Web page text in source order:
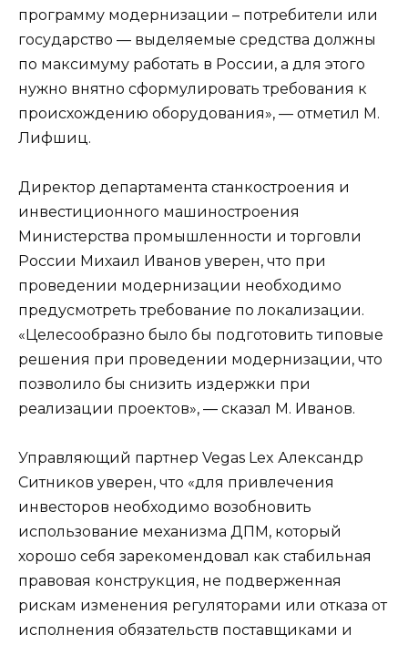
программу модернизации – потребители или
государство — выделяемые средства должны
по максимуму работать в России, а для этого
нужно внятно сформулировать требования к
происхождению оборудования», — отметил М.
Лифшиц.
Директор департамента станкостроения и
инвестиционного машиностроения
Министерства промышленности и торговли
России Михаил Иванов уверен, что при
проведении модернизации необходимо
предусмотреть требование по локализации.
«Целесообразно было бы подготовить типовые
решения при проведении модернизации, что
позволило бы снизить издержки при
реализации проектов», — сказал М. Иванов.
Управляющий партнер Vegas Lex Александр
Ситников уверен, что «для привлечения
инвесторов необходимо возобновить
использование механизма ДПМ, который
хорошо себя зарекомендовал как стабильная
правовая конструкция, не подверженная
рискам изменения регуляторами или отказа от
исполнения обязательств поставщиками и